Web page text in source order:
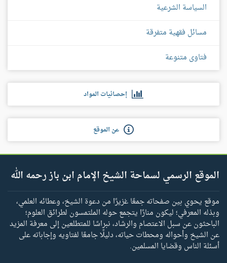
السياسة الشرعية
مسائل فقهية متفرقة
فتاوى متنوعة
إحصائيات المواد
عن الموقع
الموقع الرسمي لسماحة الشيخ الإمام ابن باز رحمه الله
موقع يحوي بين صفحاته جمعًا غزيرًا من دعوة الشيخ، وعطائه العلمي،
وبذله المعرفي؛ ليكون منارًا يتجمع حوله الملتمسون لطرائق العلوم؛
الباحثون عن سبل الاعتصام والرشاد، نبراسًا للمتطلعين إلى معرفة المزيد
عن الشيخ وأحواله ومحطات حياته، دليلًا جامعًا لفتاويه وإجاباته على
أسئلة الناس وقضايا المسلمين.